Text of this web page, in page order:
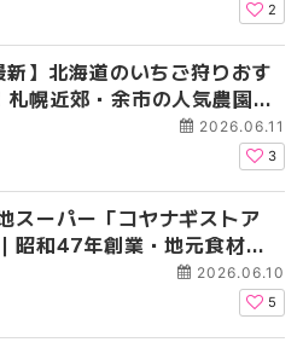
2
新】北海道のいちご狩りおす
幌近郊・余市の人気農園を
2026.06.11
3
スーパー「コヤナギストア
昭和47年創業・地元食材と
2026.06.10
5